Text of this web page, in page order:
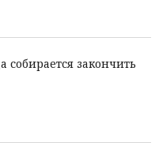
закончить